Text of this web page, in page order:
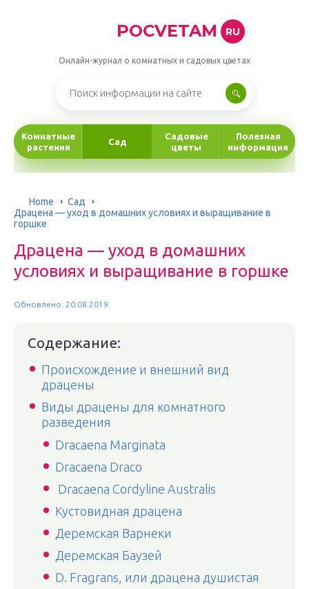
POCVETAM RU
Онлайн-журнал о комнатных и садовых цветах
Комнатные
растения
Сад
Садовые
цветы
Полезная
информация
Home
Сад
Драцена — уход в домашних условиях и выращивание в
горшке
Драцена — уход в домашних
условиях и выращивание в горшке
Обновлено: 20.08.2019
Содержание:
Происхождение и внешний вид
драцены
Виды драцены для комнатного
разведения
Dracaena Marginata
Dracaena Draco
Dracaena Cordyline Australis
Кустовидная драцена
Деремская Варнеки
Деремская Баузей
D. Fragrans, или драцена душистая